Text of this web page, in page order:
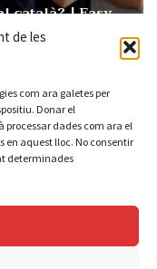
de les
com ara galetes per
Donar el
processar dades com ara el
aquest lloc. No consentir
determinades
català? | Easy
català? | Easy